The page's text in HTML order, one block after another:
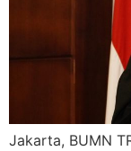
Jakarta, BUMN